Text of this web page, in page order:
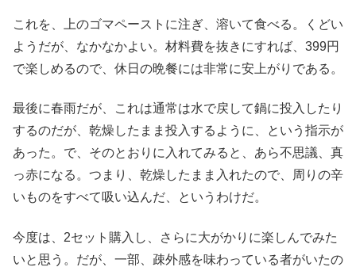
これを、上のゴマペーストに注ぎ、溶いて食べる。くどい
ようだが、なかなかよい。材料費を抜きにすれば、399円
で楽しめるので、休日の晩餐には非常に安上がりである。
最後に春雨だが、これは通常は水で戻して鍋に投入したり
するのだが、乾燥したまま投入するように、という指示が
あった。で、そのとおりに入れてみると、あら不思議、真
っ赤になる。つまり、乾燥したまま入れたので、周りの辛
いものをすべて吸い込んだ、というわけだ。
今度は、2セット購入し、さらに大がかりに楽しんでみた
いと思う。だが、一部、疎外感を味わっている者がいたの